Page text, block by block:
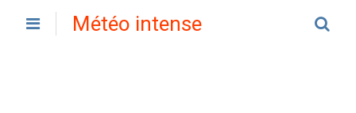
Météo intense